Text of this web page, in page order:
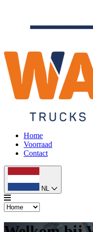
Home
Voorraad
Contact
NL